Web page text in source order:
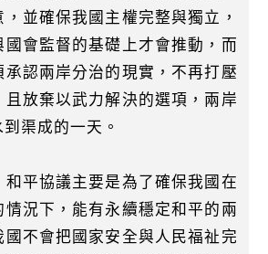
並確保我國主權完整與獨立，
會監督的基礎上才會推動，而
承認兩岸分治的現實，不再打壓
放棄以武力解決的選項，兩岸
渠成的一天。
和平協議主要是為了確保我國在
情況下，能有永續穩定和平的兩
國不會把國家安全與人民福祉完